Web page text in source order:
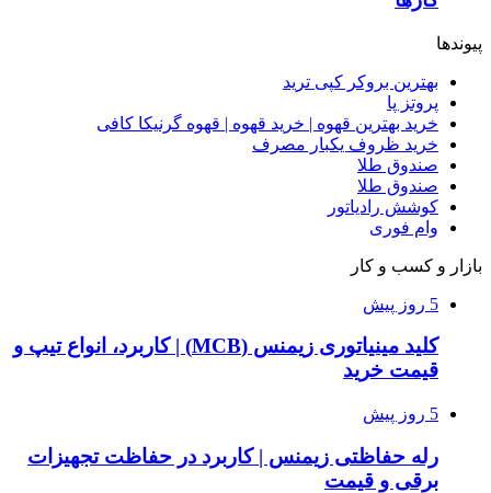
پیوندها
بهترین بروکر کپی ترید
پروتز پا
خرید بهترین قهوه | خرید قهوه | قهوه گرنیکا کافی
خرید ظروف یکبار مصرف
صندوق طلا
صندوق طلا
کوشش رادیاتور
وام فوری
بازار و کسب و کار
5 روز پیش
کلید مینیاتوری زیمنس (MCB) | کاربرد، انواع تیپ و
قیمت خرید
5 روز پیش
رله حفاظتی زیمنس | کاربرد در حفاظت تجهیزات
برقی و قیمت